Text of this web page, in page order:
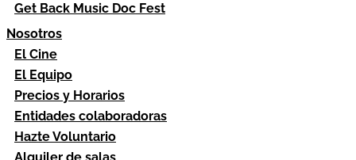
Get Back Music Doc Fest
Nosotros
El Cine
El Equipo
Precios y Horarios
Entidades colaboradoras
Hazte Voluntario